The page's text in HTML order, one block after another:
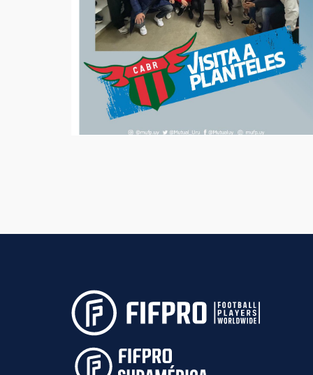
✅ ¡𝐕𝐢𝐬𝐢𝐭𝐚𝐦𝐨𝐬 𝐚 𝐁𝐨𝐬𝐭𝐨𝐧 𝐑𝐢𝐯𝐞𝐫! Nos reunimos con los
futbolistas para escuchar, intercambiar y asumir
compromisos concretos sobre los temas que nos
involucran como trabajadoras del fútbol. Estar
presentes y dar soluciones ✊🏽 Gracias por recibirnos.
#MásQueUnGremio